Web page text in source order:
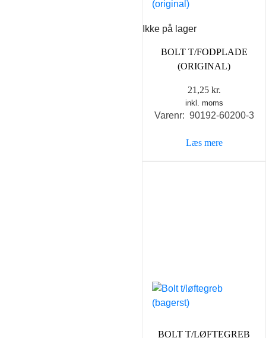
Ikke på lager
BOLT T/FODPLADE
(ORIGINAL)
21,25 kr.
inkl. moms
Varenr: 90192-60200-3
Læs mere
BOLT T/LØFTEGREB